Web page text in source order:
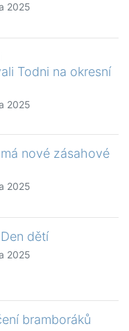
2025
Todni na okresní
2025
nové zásahové
2025
dětí
2025
bramboráků